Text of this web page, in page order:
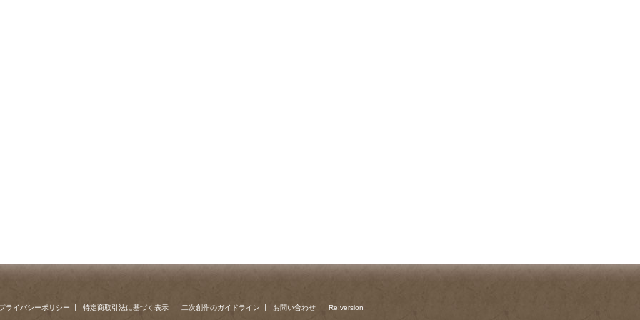
ライバシーポリシー 特定商取引法に基づく表示 二次創作のガイドライン お問い合わせ Re:version